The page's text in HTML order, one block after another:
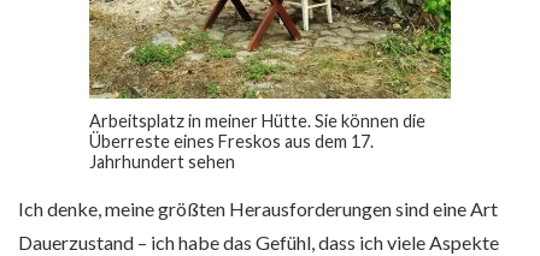
Arbeitsplatz in meiner Hütte. Sie können die
Überreste eines Freskos aus dem 17.
Jahrhundert sehen
Ich denke, meine größten Herausforderungen sind eine Art
Dauerzustand – ich habe das Gefühl, dass ich viele Aspekte